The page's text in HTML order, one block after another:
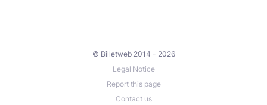
© Billetweb 2014 - 2026
Legal Notice
Report this page
Contact us